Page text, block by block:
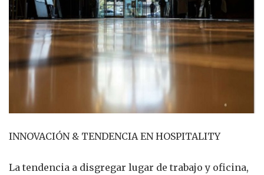
INNOVACIÓN & TENDENCIA EN HOSPITALITY
La tendencia a disgregar lugar de trabajo y oficina,